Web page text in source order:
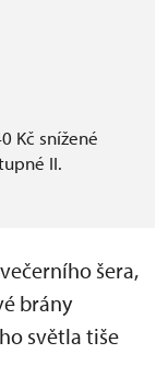
Kč snížené
II.
šera,
brány
světla tiše